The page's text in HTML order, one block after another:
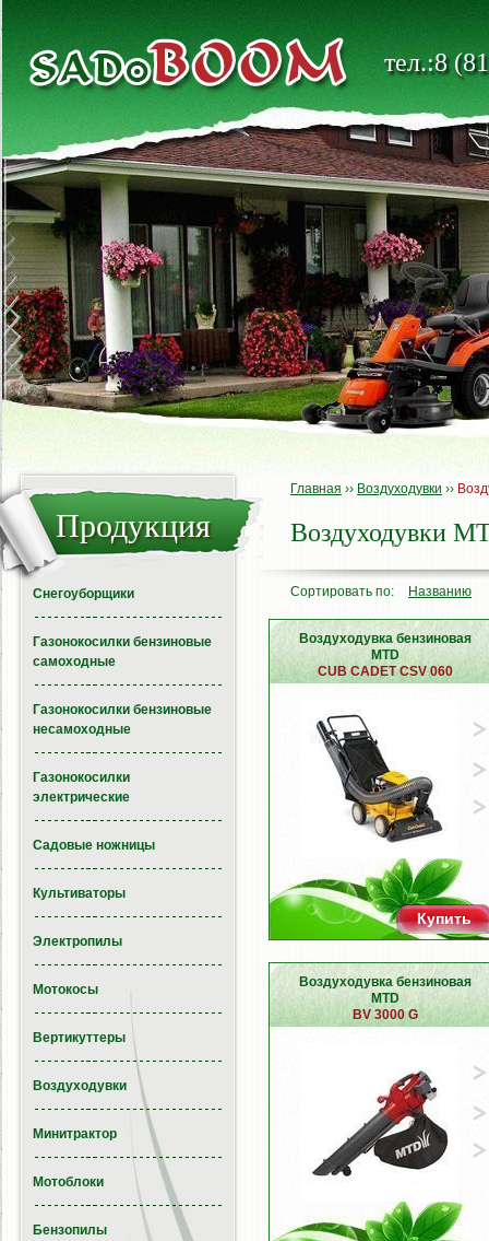
тел.:8
Главная ›› Воздуходувки ››
Воздуходувки
Сортировать по: Названию
Воздуходувка бензиновая
MTD
CUB CADET CSV 060
Купить
Воздуходувка бензиновая
MTD
BV 3000 G
Продукция
Снегоуборщики
Газонокосилки бензиновые
самоходные
Газонокосилки бензиновые
несамоходные
Газонокосилки
электрические
Садовые ножницы
Культиваторы
Электропилы
Мотокосы
Вертикуттеры
Воздуходувки
Минитрактор
Мотоблоки
Бензопилы